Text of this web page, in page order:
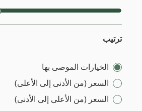
ترتيب
الخيارات الموصى بها
السعر (من الأدنى إلى الأعلى)
السعر (من الأعلى إلى الأدنى)